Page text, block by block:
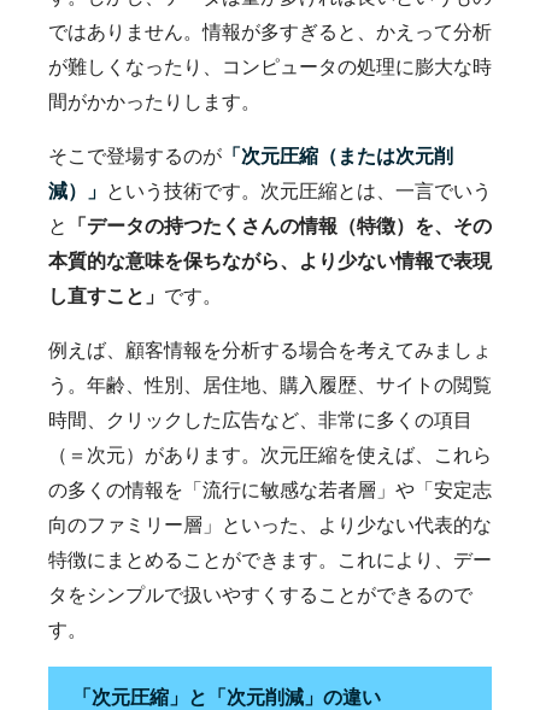
ではありません。情報が多すぎると、かえって分析
が難しくなったり、コンピュータの処理に膨大な時
間がかかったりします。
そこで登場するのが 「次元圧縮（または次元削
減）」 という技術です。次元圧縮とは、一言でいう
と
「データの持つたくさんの情報（特徴）を、その
本質的な意味を保ちながら、より少ない情報で表現
し直すこと」 です。
例えば、顧客情報を分析する場合を考えてみましょ
う。年齢、性別、居住地、購入履歴、サイトの閲覧
時間、クリックした広告など、非常に多くの項目
（＝次元）があります。次元圧縮を使えば、これら
の多くの情報を「流行に敏感な若者層」や「安定志
向のファミリー層」といった、より少ない代表的な
特徴にまとめることができます。これにより、デー
タをシンプルで扱いやすくすることができるので
す。
「次元圧縮」と「次元削減」の違い